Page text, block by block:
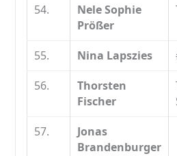
54.
Nele Sophie
Prößer
55. Nina Lapszies
56.
Thorsten
Fischer
57.
Jonas
Brandenburger